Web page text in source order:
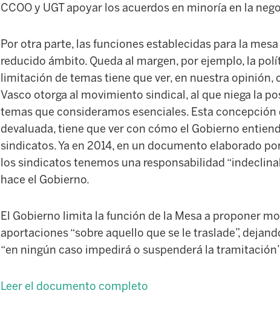
CCOO y UGT apoyar los acuerdos en minoría en la
Por otra parte, las funciones establecidas para la
reducido ámbito. Queda al margen, por ejemplo, la
limitación de temas tiene que ver, en nuestra opinión,
Vasco otorga al movimiento sindical, al que niega la
temas que consideramos esenciales. Esta
devaluada, tiene que ver con cómo el Gobierno
sindicatos. Ya en 2014, en un documento elaborado
los sindicatos tenemos una responsabilidad
hace el Gobierno.
El Gobierno limita la función de la Mesa a proponer
aportaciones “sobre aquello que se le traslade”,
“en ningún caso impedirá o suspenderá la
Leer el documento completo